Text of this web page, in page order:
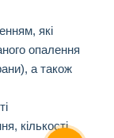
які
опалення
а також
кількості